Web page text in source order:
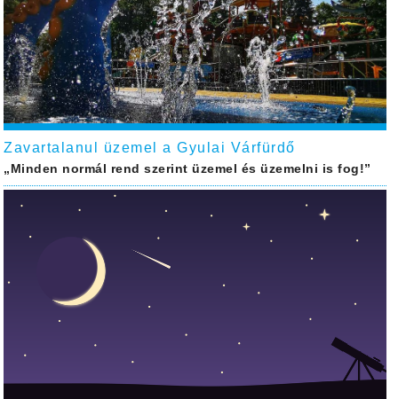
Zavartalanul üzemel a Gyulai Várfürdő
„Minden normál rend szerint üzemel és üzemelni is fog!”